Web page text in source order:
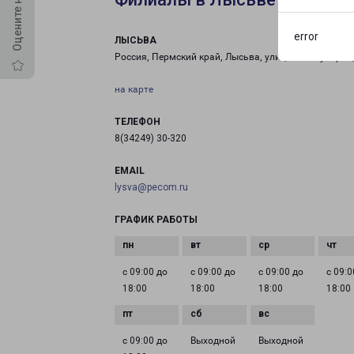
error
ЛЫСЬВА
Россия, Пермский край, Лысьва, улица Коммунаров,
на карте
ТЕЛЕФОН
8(34249) 30-320
EMAIL
lysva@pecom.ru
ГРАФИК РАБОТЫ
с 09:00 до
18:00
с 09:00 до
18:00
с 09:00 до
18:00
с
18:00
с 09:00 до
Выходной Выходной